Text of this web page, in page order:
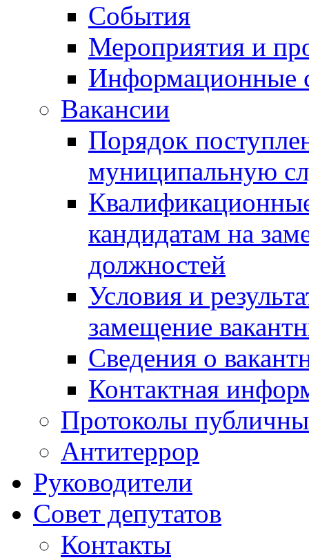
События
Мероприятия и
Информационные
Вакансии
Порядок
муниципальную
кандидатам на
должностей
Условия и
замещение
Сведения о
Контактная
Протоколы
Антитеррор
Руководители
Совет депутатов
Контакты